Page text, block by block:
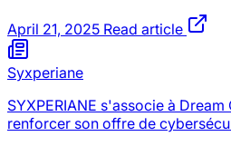
April 21, 2025 Read article
Syxperiane
SYXPERIANE s'associe à
renforcer son offre de